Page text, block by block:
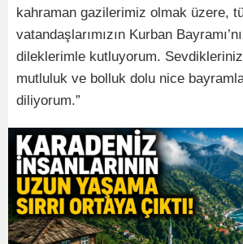
kahraman gazilerimiz olmak üzere,
vatandaşlarımızın Kurban
dileklerimle kutluyorum.
mutluluk ve bolluk dolu nice
diliyorum.”